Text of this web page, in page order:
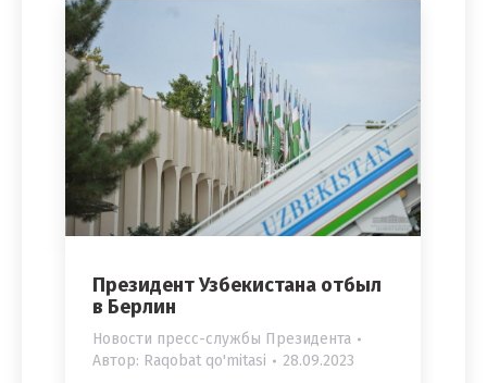
Президент Узбекистана отбыл
в Берлин
Новости пресс-службы Президента
Автор: Raqobat qo'mitasi 28.09.2023